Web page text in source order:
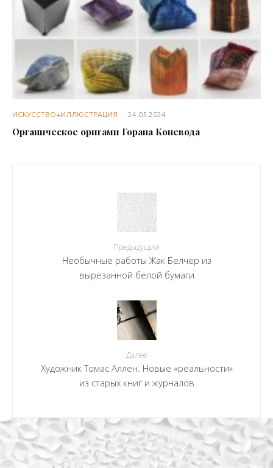
ИСКУССТВО+ИЛЛЮСТРАЦИЯ · 24.05.2024
Органическое оригами Горана Коневода
Предыдущий
Необычные работы Жак Белчер из
вырезанной белой бумаги
Далее
Художник Томас Аллен. Новые «реальности»
из старых книг и журналов